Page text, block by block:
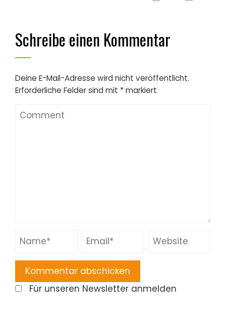
Schreibe einen Kommentar
Deine E-Mail-Adresse wird nicht veröffentlicht.
Erforderliche Felder sind mit *markiert
Für unseren Newsletter anmelden